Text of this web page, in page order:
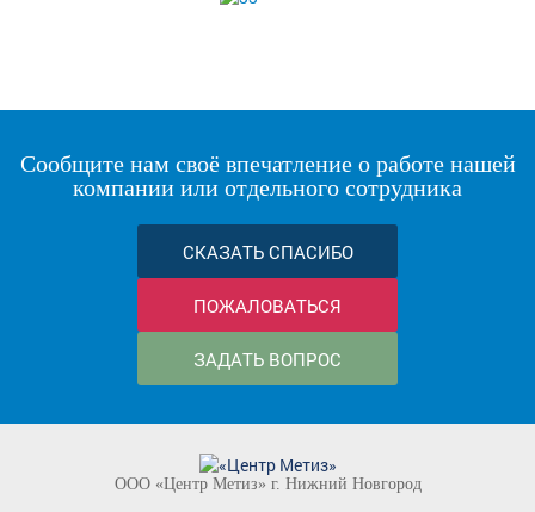
Сообщите нам своё впечатление о работе нашей
компании или отдельного сотрудника
СКАЗАТЬ СПАСИБО
ПОЖАЛОВАТЬСЯ
ЗАДАТЬ ВОПРОС
ООО «Центр Метиз» г. Нижний Новгород